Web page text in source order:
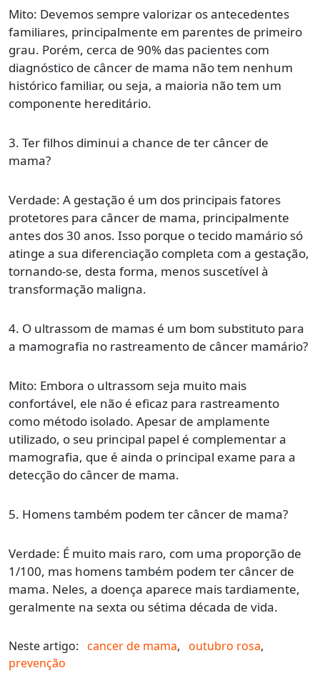
Mito: Devemos sempre valorizar os antecedentes
familiares, principalmente em parentes de primeiro
grau. Porém, cerca de 90% das pacientes com
diagnóstico de câncer de mama não tem nenhum
histórico familiar, ou seja, a maioria não tem um
componente hereditário.
3. Ter filhos diminui a chance de ter câncer de
mama?
Verdade: A gestação é um dos principais fatores
protetores para câncer de mama, principalmente
antes dos 30 anos. Isso porque o tecido mamário só
atinge a sua diferenciação completa com a gestação,
tornando-se, desta forma, menos suscetível à
transformação maligna.
4. O ultrassom de mamas é um bom substituto para
a mamografia no rastreamento de câncer mamário?
Mito: Embora o ultrassom seja muito mais
confortável, ele não é eficaz para rastreamento
como método isolado. Apesar de amplamente
utilizado, o seu principal papel é complementar a
mamografia, que é ainda o principal exame para a
detecção do câncer de mama.
5. Homens também podem ter câncer de mama?
Verdade: É muito mais raro, com uma proporção de
1/100, mas homens também podem ter câncer de
mama. Neles, a doença aparece mais tardiamente,
geralmente na sexta ou sétima década de vida.
Neste artigo: cancer de mama, outubro rosa,
prevenção